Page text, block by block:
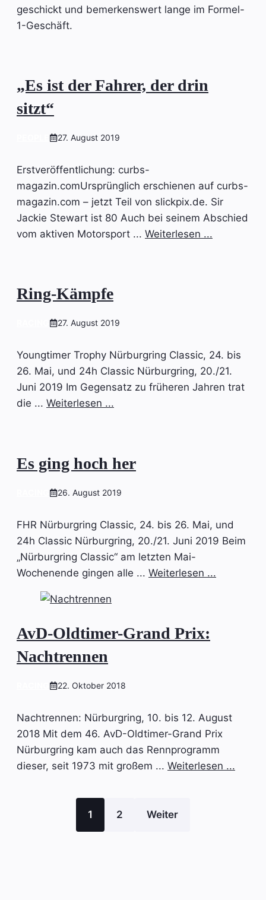
geschickt und bemerkenswert lange im Formel-
1-Geschäft.
„Es ist der Fahrer, der drin
sitzt“
27. August 2019
Erstveröffentlichung: curbs-
magazin.comUrsprünglich erschienen auf curbs-
magazin.com – jetzt Teil von slickpix.de. Sir
Jackie Stewart ist 80 Auch bei seinem Abschied
vom aktiven Motorsport ... Weiterlesen ...
Ring-Kämpfe
27. August 2019
Youngtimer Trophy Nürburgring Classic, 24. bis
26. Mai, und 24h Classic Nürburgring, 20./21.
Juni 2019 Im Gegensatz zu früheren Jahren trat
die ... Weiterlesen ...
Es ging hoch her
26. August 2019
FHR Nürburgring Classic, 24. bis 26. Mai, und
24h Classic Nürburgring, 20./21. Juni 2019 Beim
„Nürburgring Classic“ am letzten Mai-
Wochenende gingen alle ... Weiterlesen ...
AvD-Oldtimer-Grand Prix:
Nachtrennen
22. Oktober 2018
Nachtrennen: Nürburgring, 10. bis 12. August
2018 Mit dem 46. AvD-Oldtimer-Grand Prix
Nürburgring kam auch das Rennprogramm
dieser, seit 1973 mit großem ... Weiterlesen ...
1 2 Weiter